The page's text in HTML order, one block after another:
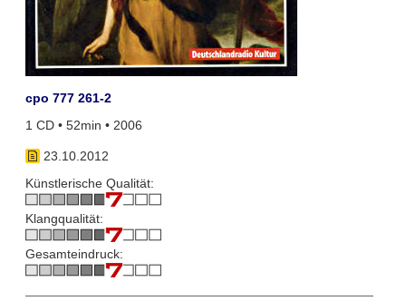
cpo 777 261-2
1 CD • 52min • 2006
23.10.2012
Künstlerische Qualität:
Klangqualität:
Gesamteindruck: